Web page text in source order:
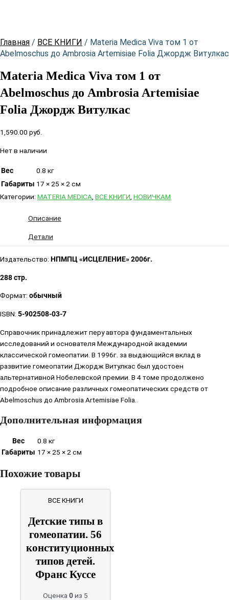
Главная / ВСЕ КНИГИ / Materia Medica Viva том 1 от
Abelmoschus до Ambrosia Artemisiae Folia Джордж Витулкас
Materia Medica Viva том 1 от
Abelmoschus до Ambrosia Artemisiae
Folia Джордж Витулкас
1,590.00 руб.
Нет в наличии
Вес
0.8 кг
Габариты 17 × 25 × 2 см
Категории: MATERIA MEDICA ВСЕ КНИГИ НОВИЧКАМ
Описание
Детали
Издательство: НПМПЦ «ИСЦЕЛЕНИЕ» 2006г.
288 стр.
Формат: обычный
ISBN: 5-902508-03-7
Справочник принадлежит перу автора фундаментальных
исследований и основателя Международной академии
классической гомеопатии. В 1996г. за выдающийся вклад в
развитие гомеопатии Джордж Витулкас был удостоен
альтернативной Нобелевской премии. В 4 томе продолжено
подробное описание различных гомеопатических средств от
Abelmoschus до Ambrosia Artemisiae Folia.
Дополнительная информация
Вес
0.8 кг
Габариты 17 × 25 × 2 см
Похожие товары
ВСЕ КНИГИ
Детские типы в
гомеопатии. 56
конституционных
типов детей.
Франс Куссе
Оценка 0из 5